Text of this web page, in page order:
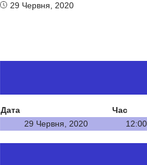
29 Червня, 2020
Дата Час
29 Червня, 2020